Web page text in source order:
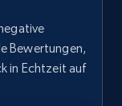
Initial
more.
Bewertungen,
in Echtzeit auf